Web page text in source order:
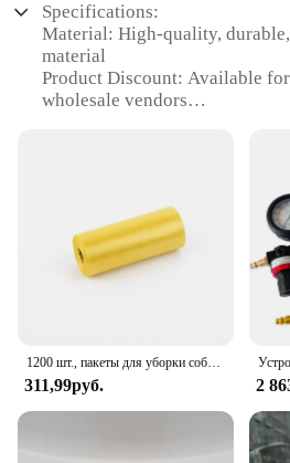
Specifications:
Material: High-quality,
material
Product Discount: Available
wholesale vendors
specifically designed for pet
Usage and Purpose: Ideal for
reliable solution for cleaning
Performance and Property:
control features ensure a
Parts and Accessories: Comes
carrying strap for easy
Features:
**Effortless Waste
The Leak Proof Dog Bags are
pet owners, providing a
practical and stylish.
1200 шт., пакеты для уборки собак, с рисунком лапы
311,99руб. 2